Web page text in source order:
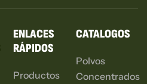
ENLACES
RÁPIDOS
Productos
CATALOGOS
Polvos
Concentrados